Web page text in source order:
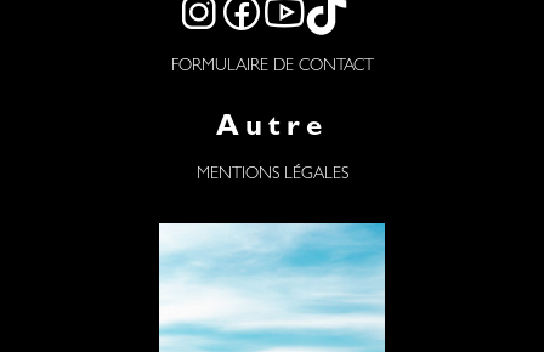
FORMULAIRE DE CONTACT
Autre
MENTIONS LÉGALES